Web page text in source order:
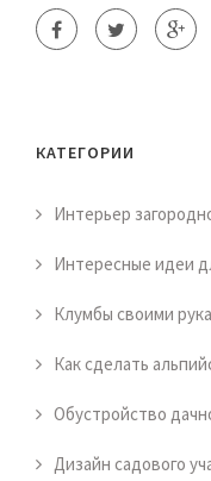
КАТЕГОРИИ
Интерьер
Интересные идеи
Клумбы своими
Как сделать
Обустройство
Дизайн садового